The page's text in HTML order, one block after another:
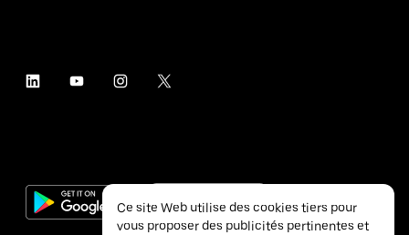
Ce site Web utilise des cookies tiers pour
vous proposer des publicités pertinentes et